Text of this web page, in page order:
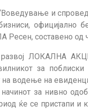
и
составено од
развој ЛОКАЛНА
за
водење на
за нивно
ќе се пристапи и